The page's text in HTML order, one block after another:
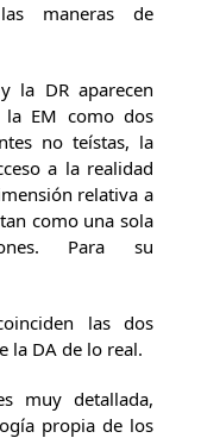
maneras de
la DR aparecen
la EM como dos
no teístas, la
a la realidad
relativa a
como una sola
Para su
las dos
la DA de lo real.
muy detallada,
propia de los